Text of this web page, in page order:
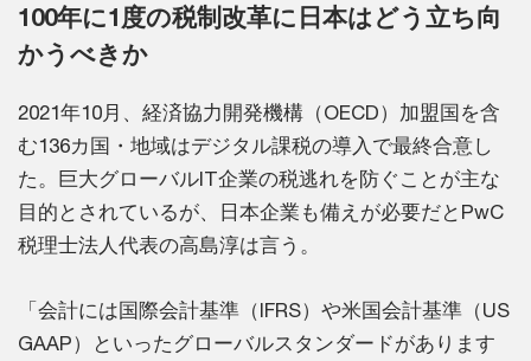
100年に1度の税制改革に日本はどう立ち向
かうべきか
2021年10月、経済協力開発機構（OECD）加盟国を含
む136カ国・地域はデジタル課税の導入で最終合意し
た。巨大グローバルIT企業の税逃れを防ぐことが主な
目的とされているが、日本企業も備えが必要だとPwC
税理士法人代表の高島淳は言う。
「会計には国際会計基準（IFRS）や米国会計基準（US
GAAP）といったグローバルスタンダードがあります